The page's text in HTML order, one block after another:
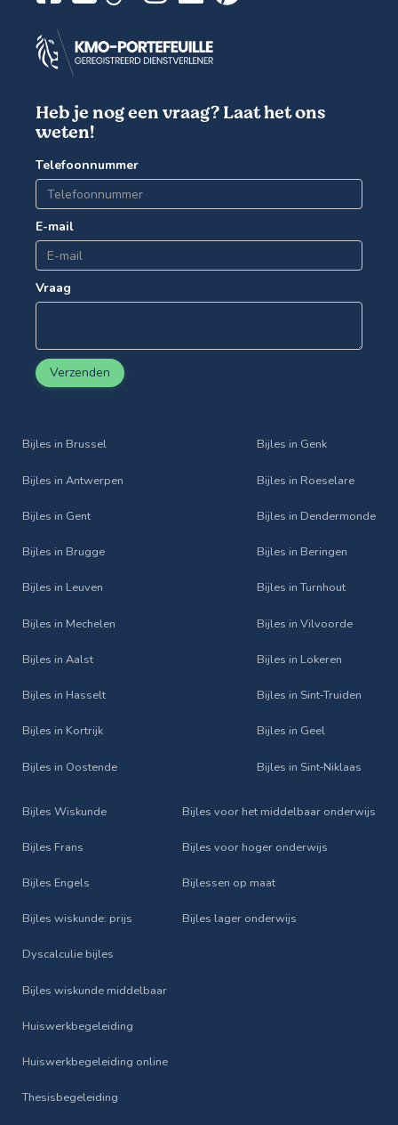
Heb je nog een vraag? Laat het ons
weten!
Telefoonnummer
E-mail
Vraag
Verzenden
Bijles in Brussel
Bijles in Antwerpen
Bijles in Gent
Bijles in Brugge
Bijles in Leuven
Bijles in Mechelen
Bijles in Aalst
Bijles in Hasselt
Bijles in Kortrijk
Bijles in Oostende
Bijles in Genk
Bijles in Roeselare
Bijles in Dendermonde
Bijles in Beringen
Bijles in Turnhout
Bijles in Vilvoorde
Bijles in Lokeren
Bijles in Sint‑Truiden
Bijles in Geel
Bijles in Sint‑Niklaas
Bijles Wiskunde
Bijles Frans
Bijles Engels
Bijles wiskunde: prijs
Dyscalculie bijles
Bijles wiskunde middelbaar
Huiswerkbegeleiding
Huiswerkbegeleiding online
Thesisbegeleiding
Bijles voor het middelbaar onderwijs
Bijles voor hoger onderwijs
Bijlessen op maat
Bijles lager onderwijs